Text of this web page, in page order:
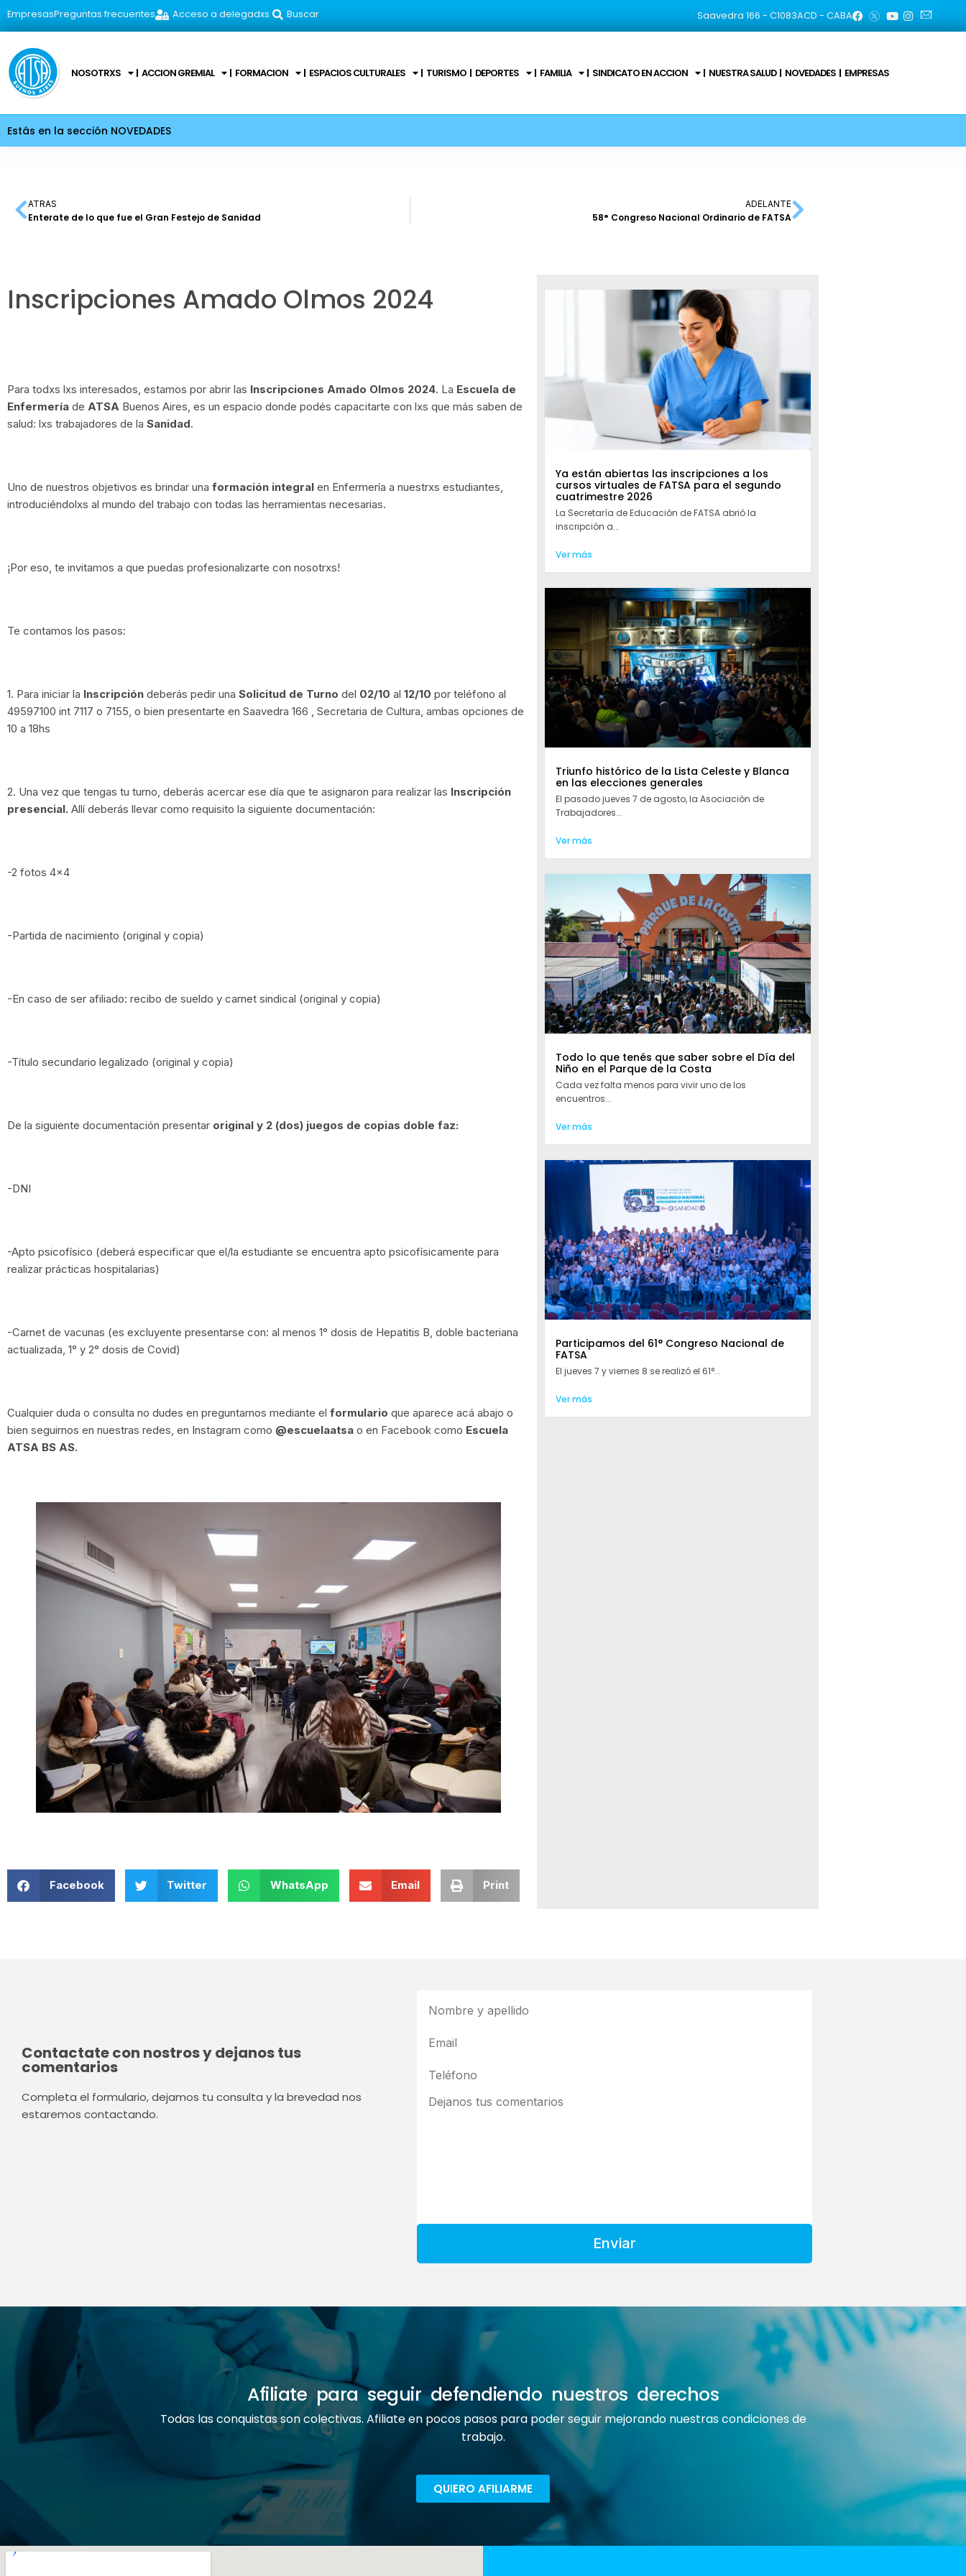
EmpresasPreguntas frecuentes Acceso a delegadxs Buscar Saavedra 166 - C1083ACD - CABA
NOSOTRXS ACCION GREMIAL FORMACION ESPACIOS CULTURALES TURISMO DEPORTES FAMILIA SINDICATO EN ACCION NUESTRA SALUD NOVEDADES EMPRESAS
Estás en la sección NOVEDADES
ATRAS
Enterate de lo que fue el Gran Festejo de Sanidad
ADELANTE
58° Congreso Nacional Ordinario de FATSA
Inscripciones Amado Olmos 2024
Para todxs lxs interesados, estamos por abrir las Inscripciones Amado Olmos 2024. La Escuela de
Enfermería de ATSA Buenos Aires, es un espacio donde podés capacitarte con lxs que más saben de
salud: lxs trabajadores de la Sanidad.
Uno de nuestros objetivos es brindar una formación integral en Enfermería a nuestrxs estudiantes,
introduciéndolxs al mundo del trabajo con todas las herramientas necesarias.
¡Por eso, te invitamos a que puedas profesionalizarte con nosotrxs!
Te contamos los pasos:
1. Para iniciar la Inscripción deberás pedir una Solicitud de Turno del 02/10 al 12/10 por teléfono al
49597100 int 7117 o 7155, o bien presentarte en Saavedra 166 , Secretaria de Cultura, ambas opciones de
10 a 18hs
2. Una vez que tengas tu turno, deberás acercar ese día que te asignaron para realizar las Inscripción
presencial. Allí deberás llevar como requisito la siguiente documentación:
-2 fotos 4×4
-Partida de nacimiento (original y copia)
-En caso de ser afiliado: recibo de sueldo y carnet sindical (original y copia)
-Título secundario legalizado (original y copia)
De la siguiente documentación presentar original y 2 (dos) juegos de copias doble faz:
-DNI
-Apto psicofísico (deberá especificar que el/la estudiante se encuentra apto psicofísicamente para
realizar prácticas hospitalarias)
-Carnet de vacunas (es excluyente presentarse con: al menos 1° dosis de Hepatitis B, doble bacteriana
actualizada, 1° y 2° dosis de Covid)
Cualquier duda o consulta no dudes en preguntarnos mediante el formulario que aparece acá abajo o
bien seguirnos en nuestras redes, en Instagram como @‌escuelaatsa o en Facebook como Escuela
ATSA BS AS.
Facebook Twitter WhatsApp Email Print
Ya están abiertas las inscripciones a los
cursos virtuales de FATSA para el segundo
cuatrimestre 2026
La Secretaría de Educación de FATSA abrió la
inscripción a...
Ver más
Triunfo histórico de la Lista Celeste y Blanca
en las elecciones generales
El pasado jueves 7 de agosto, la Asociación de
Trabajadores...
Ver más
Todo lo que tenés que saber sobre el Día del
Niño en el Parque de la Costa
Cada vez falta menos para vivir uno de los
encuentros...
Ver más
Participamos del 61° Congreso Nacional de
FATSA
El jueves 7 y viernes 8 se realizó el 61°...
Ver más
Contactate con nostros y dejanos tus
comentarios
Completa el formulario, dejamos tu consulta y la brevedad nos
estaremos contactando.
Enviar
Afiliate para seguir defendiendo nuestros derechos
Todas las conquistas son colectivas. Afiliate en pocos pasos para poder seguir mejorando nuestras condiciones de
trabajo.
QUIERO AFILIARME